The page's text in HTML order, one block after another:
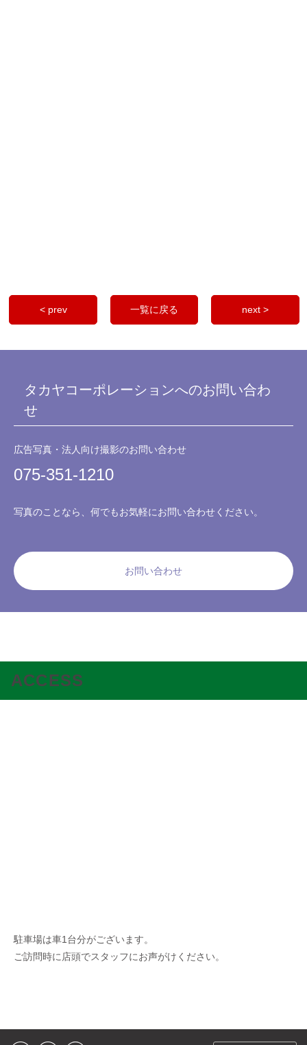
< prev next >
一覧に戻る
タカヤコーポレーションへのお問い合わ
せ
広告写真・法人向け撮影のお問い合わせ
075-351-1210
写真のことなら、何でもお気軽にお問い合わせください。
お問い合わせ
ACCESS
駐車場は車1台分がございます。
ご訪問時に店頭でスタッフにお声がけください。